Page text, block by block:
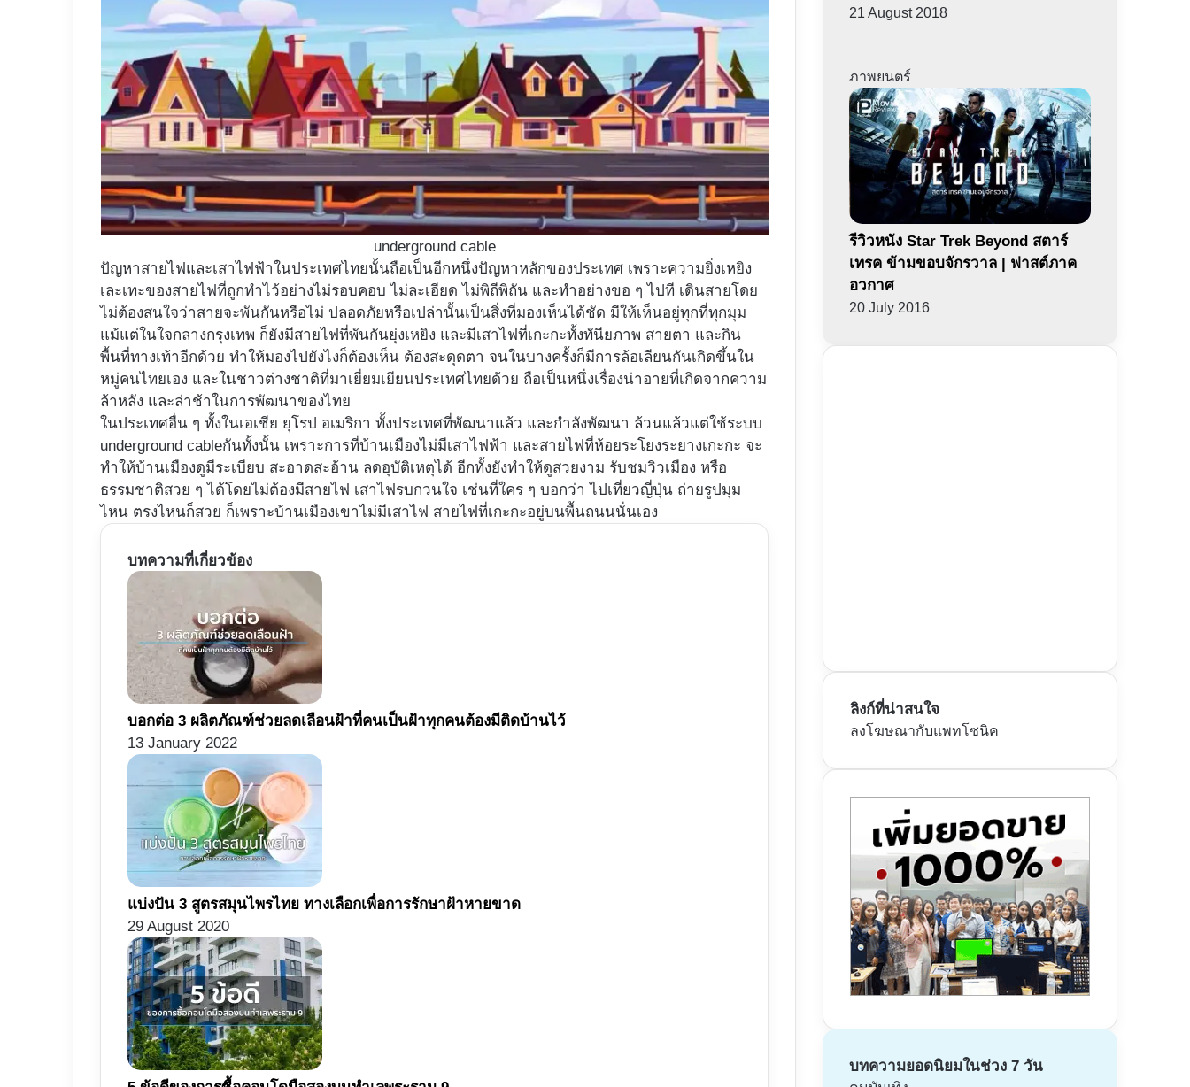
underground cable
ปัญหาสายไฟและเสาไฟฟ้าในประเทศไทยนั้นถือเป็นอีกหนึ่งปัญหาหลักของประเทศ เพราะความยิ่งเหยิง
เละเทะของสายไฟที่ถูกทำไว้อย่างไม่รอบคอบ ไม่ละเอียด ไม่พิถีพิถัน และทำอย่างขอ ๆ ไปที เดินสายโดย
ไม่ต้องสนใจว่าสายจะพันกันหรือไม่ ปลอดภัยหรือเปล่านั้นเป็นสิ่งที่มองเห็นได้ชัด มีให้เห็นอยู่ทุกที่ทุกมุม
แม้แต่ในใจกลางกรุงเทพ ก็ยังมีสายไฟที่พันกันยุ่งเหยิง และมีเสาไฟที่เกะกะทั้งทันียภาพ สายตา และกิน
พื้นที่ทางเท้าอีกด้วย ทำให้มองไปยังไงก็ต้องเห็น ต้องสะดุดตา จนในบางครั้งก็มีการล้อเลียนกันเกิดขึ้นใน
หมู่คนไทยเอง และในชาวต่างชาติที่มาเยี่ยมเยียนประเทศไทยด้วย ถือเป็นหนึ่งเรื่องน่าอายที่เกิดจากความ
ล้าหลัง และล่าช้าในการพัฒนาของไทย
ในประเทศอื่น ๆ ทั้งในเอเชีย ยุโรป อเมริกา ทั้งประเทศที่พัฒนาแล้ว และกำลังพัฒนา ล้วนแล้วแต่ใช้ระบบ
underground cableกันทั้งนั้น เพราะการที่บ้านเมืองไม่มีเสาไฟฟ้า และสายไฟที่ห้อยระโยงระยางเกะกะ จะ
ทำให้บ้านเมืองดูมีระเบียบ สะอาดสะอ้าน ลดอุบัติเหตุได้ อีกทั้งยังทำให้ดูสวยงาม รับชมวิวเมือง หรือ
ธรรมชาติสวย ๆ ได้โดยไม่ต้องมีสายไฟ เสาไฟรบกวนใจ เช่นที่ใคร ๆ บอกว่า ไปเที่ยวญี่ปุ่น ถ่ายรูปมุม
ไหน ตรงไหนก็สวย ก็เพราะบ้านเมืองเขาไม่มีเสาไฟ สายไฟที่เกะกะอยู่บนพื้นถนนนั่นเอง
บทความที่เกี่ยวข้อง
บอกต่อ 3 ผลิตภัณฑ์ช่วยลดเลือนฝ้าที่คนเป็นฝ้าทุกคนต้องมีติดบ้านไว้
13 January 2022
แบ่งปัน 3 สูตรสมุนไพรไทย ทางเลือกเพื่อการรักษาฝ้าหายขาด
29 August 2020
21 August 2018
ภาพยนตร์
รีวิวหนัง Star Trek Beyond สตาร์
เทรค ข้ามขอบจักรวาล | ฟาสต์ภาค
อวกาศ
20 July 2016
ลิงก์ที่น่าสนใจ
ลงโฆษณากับแพทโซนิค
บทความยอดนิยมในช่วง 7 วัน